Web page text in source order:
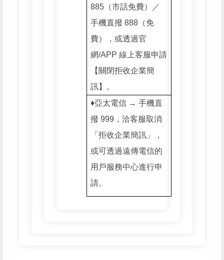
885（市話免費）／
手機直撥 888（免
費），或透過官
網/APP 線上客服申請
【關閉拒收企業簡
訊】。
♦️亞太電信 → 手機直
撥 999，洽客服取消
「拒收企業簡訊」，
或可透過遠傳電信的
用戶服務中心進行申
請。